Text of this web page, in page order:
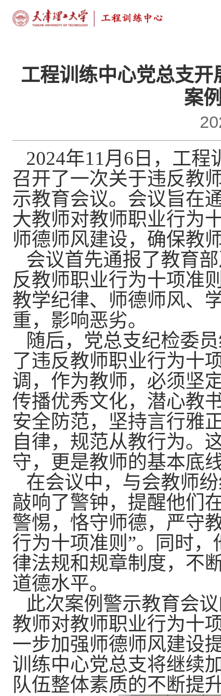
工程训练中心党总支
案
2024年11月6日，工
召开了一次关于违反教
示教育会议。会议旨在
大教师对教师职业行为
师德师风建设，确保教
会议首先通报了教育
反教师职业行为十项准
教学纪律、师德师风、
重，影响恶劣。
随后，党总支纪检委
了违反教师职业行为十
调，作为教师，必须坚
传播优秀文化，潜心教
安全防范，坚持言行雅
自律，规范从教行为。
守，更是教师的基本底
在会议中，与会教师
敲响了警钟，提醒他们
警惕，恪守师德，严守
行为十项准则”。同时
律法规和规章制度，不
道德水平。
此次案例警示教育会
教师对教师职业行为十
一步加强师德师风建设
训练中心党总支将继续
队伍整体素质的不断提